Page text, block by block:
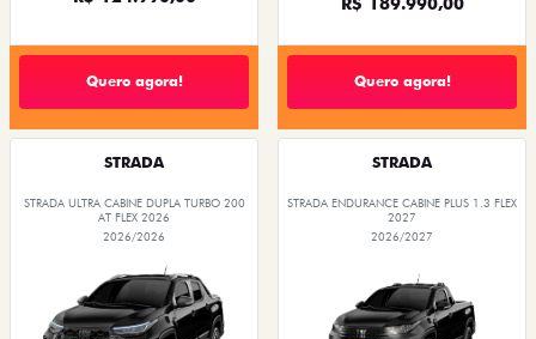
Quero agora! Quero agora!
STRADA
STRADA ULTRA CABINE DUPLA TURBO 200
AT FLEX 2026
2026/2026
STRADA
STRADA ENDURANCE CABINE PLUS 1.3 FLEX
2027
2026/2027